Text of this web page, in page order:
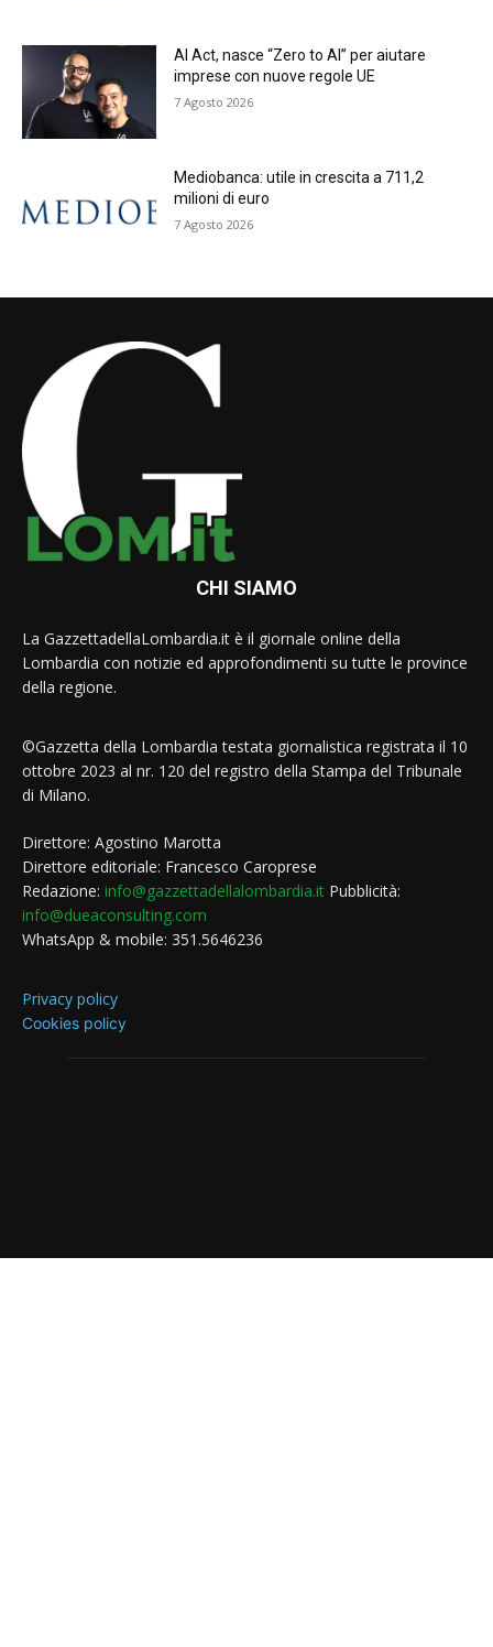
AI Act, nasce “Zero to AI” per aiutare
imprese con nuove regole UE
7 Agosto 2026
Mediobanca: utile in crescita a 711,2
milioni di euro
7 Agosto 2026
CHI SIAMO
La GazzettadellaLombardia.it è il giornale online della
Lombardia con notizie ed approfondimenti su tutte le province
della regione.
©Gazzetta della Lombardia testata giornalistica registrata il 10
ottobre 2023 al nr. 120 del registro della Stampa del Tribunale
di Milano.
Direttore: Agostino Marotta
Direttore editoriale: Francesco Caroprese
Redazione: info@gazzettadellalombardia.it Pubblicità:
info@dueaconsulting.com
WhatsApp & mobile: 351.5646236
Privacy policy
Cookies policy